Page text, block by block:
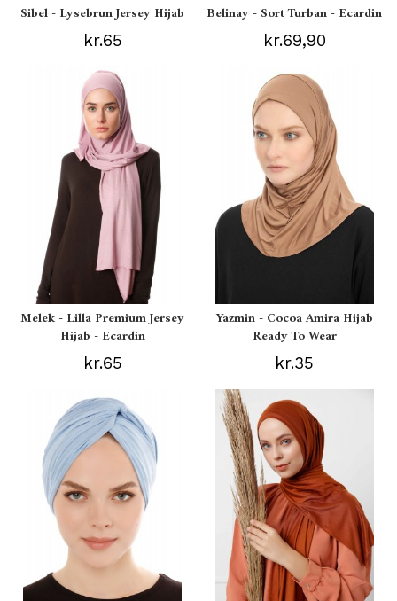
Sibel - Lysebrun Jersey Hijab
kr.65
Belinay - Sort Turban - Ecardin
kr.69,90
Melek - Lilla Premium Jersey
Hijab - Ecardin
kr.65
Yazmin - Cocoa Amira Hijab
Ready To Wear
kr.35